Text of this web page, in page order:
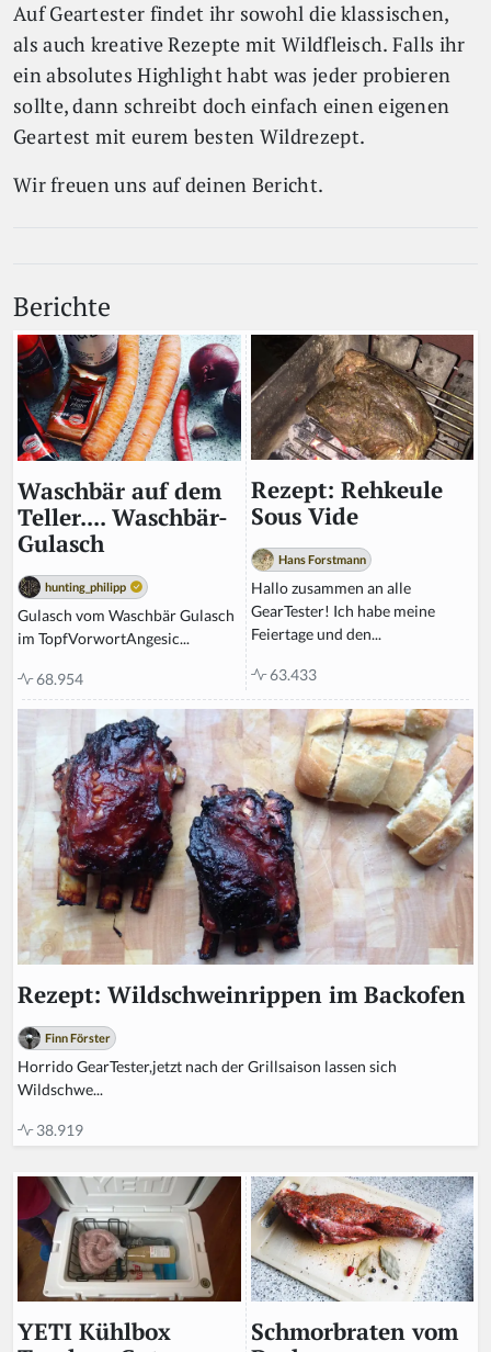
Auf Geartester findet ihr sowohl die klassischen,
als auch kreative Rezepte mit Wildfleisch. Falls ihr
ein absolutes Highlight habt was jeder probieren
sollte, dann schreibt doch einfach einen eigenen
Geartest mit eurem besten Wildrezept.
Wir freuen uns auf deinen Bericht.
Berichte
Waschbär auf dem
Teller.... Waschbär-
Gulasch
hunting_philipp
Gulasch vom Waschbär Gulasch
im TopfVorwortAngesic...
68.954
Rezept: Rehkeule
Sous Vide
Hans Forstmann
Hallo zusammen an alle
GearTester! Ich habe meine
Feiertage und den...
63.433
Rezept: Wildschweinrippen im Backofen
Finn Förster
Horrido GearTester,jetzt nach der Grillsaison lassen sich
Wildschwe...
38.919
YETI Kühlbox
Schmorbraten vom